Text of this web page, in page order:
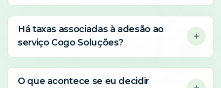
Há taxas associadas à adesão ao
serviço Cogo Soluções?
O que acontece se eu decidir